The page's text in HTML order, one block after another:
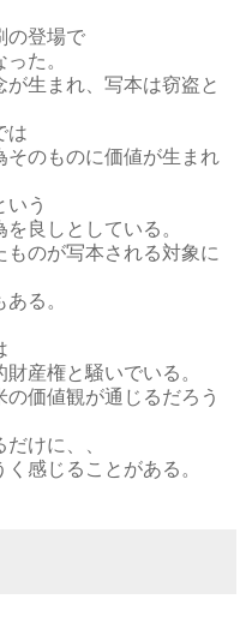
の登場で
た。
生まれ、写本は窃盗と
は
そのものに価値が生まれ
いう
良しとしている。
のが写本される対象に
る。
産権と騒いでいる。
価値観が通じるだろう
けに、、
感じることがある。